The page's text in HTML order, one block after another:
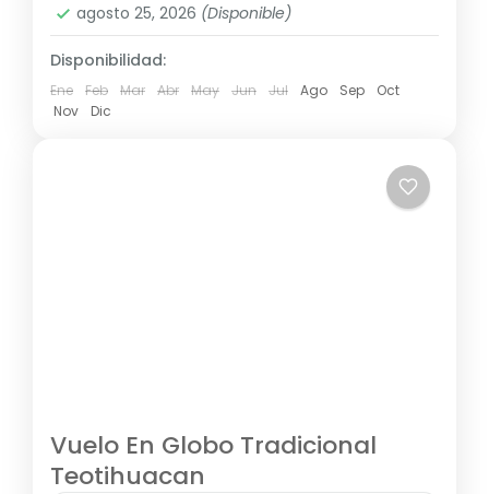
agosto 25, 2026 (Disponible)
Disponibilidad:
Ene Feb Mar Abr May Jun Jul Ago Sep
Oct
Nov
Dic
Vuelo En Globo Tradicional
Teotihuacan